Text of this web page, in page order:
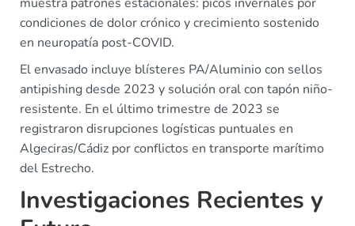
condiciones de dolor crónico y crecimiento sostenido
en neuropatía post-COVID.
El envasado incluye blísteres PA/Aluminio con sellos
antipishing desde 2023 y solución oral con tapón niño-
resistente. En el último trimestre de 2023 se
registraron disrupciones logísticas puntuales en
Algeciras/Cádiz por conflictos en transporte marítimo
del Estrecho.
Investigaciones Recientes y